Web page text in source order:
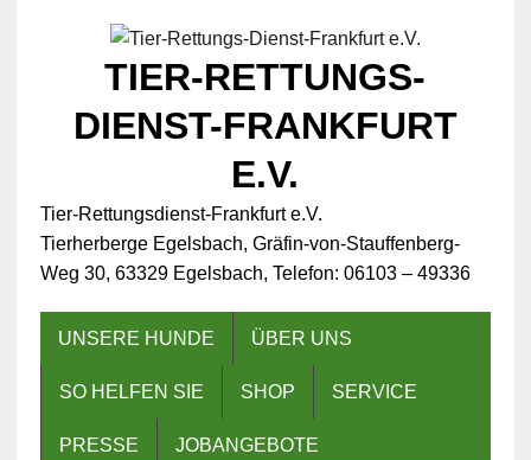
TIER-RETTUNGS-
DIENST-FRANKFURT
E.V.
Tier-Rettungsdienst-Frankfurt e.V.
Tierherberge Egelsbach, Gräfin-von-Stauffenberg-
Weg 30, 63329 Egelsbach, Telefon: 06103 – 49336
UNSERE HUNDE ÜBER UNS
SO HELFEN SIE SHOP SERVICE
PRESSE JOBANGEBOTE